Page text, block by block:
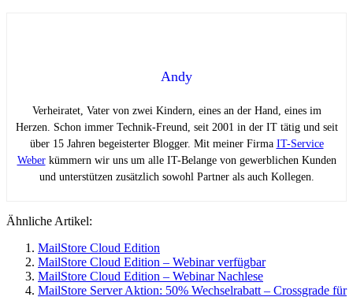
Andy
Verheiratet, Vater von zwei Kindern, eines an der Hand, eines im
Herzen. Schon immer Technik-Freund, seit 2001 in der IT tätig und seit
über 15 Jahren begeisterter Blogger. Mit meiner Firma IT-Service
Weberkümmern wir uns um alle IT-Belange von gewerblichen Kunden
und unterstützen zusätzlich sowohl Partner als auch Kollegen.
Ähnliche Artikel:
MailStore Cloud Edition
MailStore Cloud Edition – Webinar verfügbar
MailStore Cloud Edition – Webinar Nachlese
MailStore Server Aktion: 50% Wechselrabatt – Crossgrade für